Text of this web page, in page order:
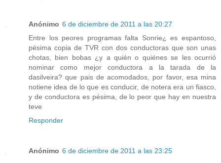
Anónimo 6 de diciembre de 2011 a las 20:27
Entre los peores programas falta Sonrie¿ es espantoso,
pésima copia de TVR con dos conductoras que son unas
chotas, bien bobas ¿y a quién o quiénes se les ocurrió
nominar como mejor conductora a la tarada de la
dasilveira? que pais de acomodados, por favor, esa mina
notiene idea de lo que es conducir, de notera era un fiasco,
y de conductora es pésima, de lo peor que hay en nuestra
teve
Responder
Anónimo 6 de diciembre de 2011 a las 23:25